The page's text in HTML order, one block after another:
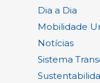
Dia a Dia
Mobilidade
Notícias
Sistema